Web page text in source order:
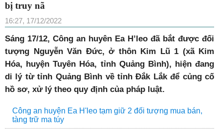
bị truy nã
16:27, 17/12/2022
Sáng 17/12, Công an huyên Ea H’leo đã bắt được đối
tượng Nguyễn Văn Đức, ở thôn Kim Lũ 1 (xã Kim
Hóa, huyện Tuyên Hóa, tỉnh Quảng Bình), hiện đang
di lý từ tỉnh Quảng Bình về tỉnh Đắk Lắk để củng cố
hồ sơ, xử lý theo quy định của pháp luật.
Công an huyện Ea H'leo tạm giữ 2 đối tượng mua bán,
tàng trữ ma túy